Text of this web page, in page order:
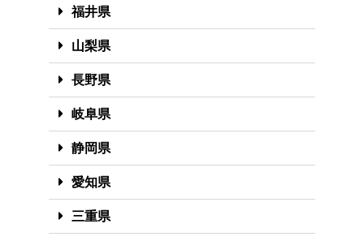
福井県
山梨県
長野県
岐阜県
静岡県
愛知県
三重県